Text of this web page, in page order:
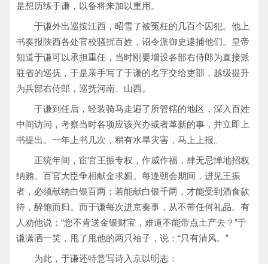
是想历练于谦，以备将来加以重用。
于谦外出巡按江西，昭雪了被冤枉的几百个囚犯。他上
书奏报陕西各处官校骚扰百姓，诏令派御史逮捕他们。皇帝
知道于谦可以承担重任，当时刚要增设各部右侍郎为直接派
驻省的巡抚，于是亲手写了于谦的名字交给吏部，越级提升
为兵部右侍郎，巡抚河南、山西。
于谦到任后，轻装骑马走遍了所管辖的地区，深入百姓
中间访问，考察当时各项应该兴办或者革新的事，并立即上
书提出。一年上书几次，稍有水旱灾害，马上上报。
正统年间，宦官王振专权，作威作福，肆无忌惮地招权
纳贿。百官大臣争相献金求媚。每逢朝会期间，进见王振
者，必须献纳白银百两；若能献白银千两，才能受到酒食款
待，醉饱而归。而于谦每次进京奏事，从不带任何礼品。有
人劝他说：“您不肯送金银财宝，难道不能带点土产去？”于
谦潇洒一笑，甩了甩他的两只袖子，说：“只有清风。”
为此，于谦还特意写诗入京以明志：